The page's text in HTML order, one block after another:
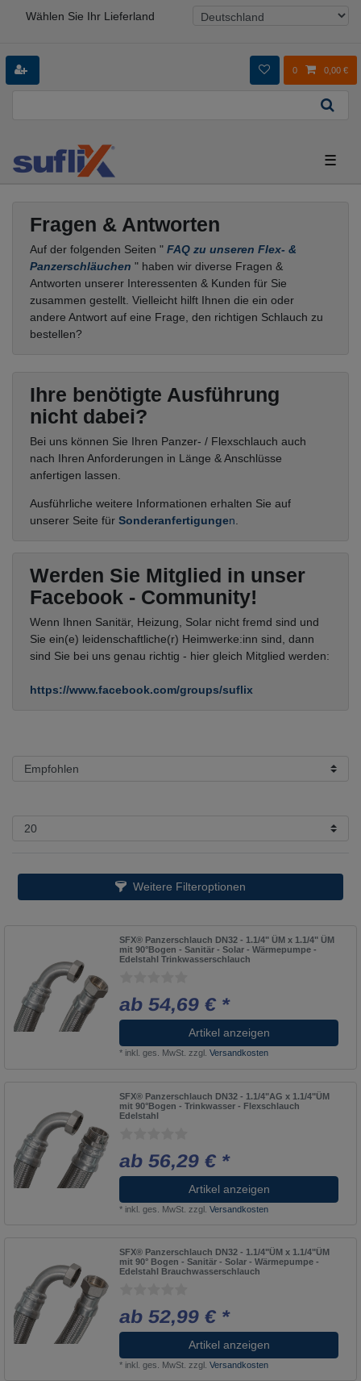
Wählen Sie Ihr Lieferland
0 0,00 €
☰
Fragen & Antworten
Auf der folgenden Seiten " FAQ zu unseren Flex- &
Panzerschläuchen " haben wir diverse Fragen &
Antworten unserer Interessenten & Kunden für Sie
zusammen gestellt. Vielleicht hilft Ihnen die ein oder
andere Antwort auf eine Frage, den richtigen Schlauch zu
bestellen?
Ihre benötigte Ausführung
nicht dabei?
Bei uns können Sie Ihren Panzer- / Flexschlauch auch
nach Ihren Anforderungen in Länge & Anschlüsse
anfertigen lassen.
Ausführliche weitere Informationen erhalten Sie auf
unserer Seite für Sonderanfertigungen
Werden Sie Mitglied in unser
Facebook - Community!
Wenn Ihnen Sanitär, Heizung, Solar nicht fremd sind und
Sie ein(e) leidenschaftliche(r) Heimwerke:inn sind, dann
sind Sie bei uns genau richtig - hier gleich Mitglied werden:
https://www.facebook.com/groups/suflix
Weitere Filteroptionen
SFX® Panzerschlauch DN32 - 1.1/4" ÜM x 1.1/4" ÜM
mit 90°Bogen - Sanitär - Solar - Wärmepumpe -
Edelstahl Trinkwasserschlauch
ab 54,69 € *
Artikel anzeigen
* inkl. ges. MwSt. zzgl.Versandkosten
SFX® Panzerschlauch DN32 - 1.1/4"AG x 1.1/4"ÜM
mit 90°Bogen - Trinkwasser - Flexschlauch
Edelstahl
ab 56,29 € *
Artikel anzeigen
* inkl. ges. MwSt. zzgl.Versandkosten
SFX® Panzerschlauch DN32 - 1.1/4"ÜM x 1.1/4"ÜM
mit 90° Bogen - Sanitär - Solar - Wärmepumpe -
Edelstahl Brauchwasserschlauch
ab 52,99 € *
Artikel anzeigen
* inkl. ges. MwSt. zzgl.Versandkosten